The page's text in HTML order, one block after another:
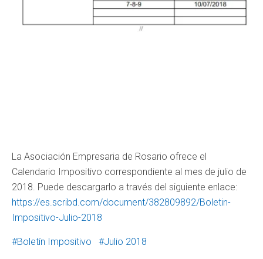
La Asociación Empresaria de Rosario ofrece el
Calendario Impositivo correspondiente al mes de julio de
2018. Puede descargarlo a través del siguiente enlace:
https://es.scribd.com/document/382809892/Boletin-
Impositivo-Julio-2018
Boletín Impositivo Julio 2018